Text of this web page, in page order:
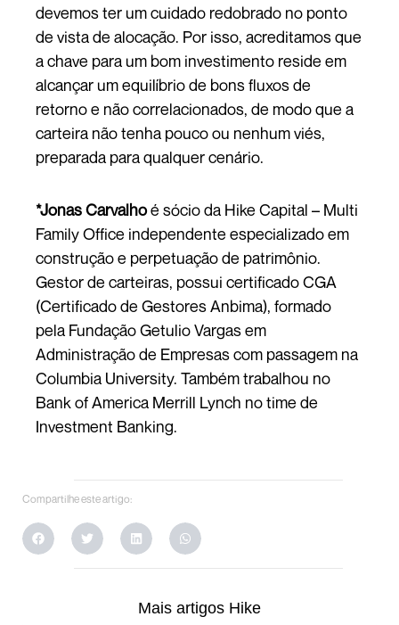
devemos ter um cuidado redobrado no ponto
de vista de alocação. Por isso, acreditamos que
a chave para um bom investimento reside em
alcançar um equilíbrio de bons fluxos de
retorno e não correlacionados, de modo que a
carteira não tenha pouco ou nenhum viés,
preparada para qualquer cenário.
*Jonas Carvalhoé sócio da Hike Capital – Multi
Family Office independente especializado em
construção e perpetuação de patrimônio.
Gestor de carteiras, possui certificado CGA
(Certificado de Gestores Anbima), formado
pela Fundação Getulio Vargas em
Administração de Empresas com passagem na
Columbia University. Também trabalhou no
Bank of America Merrill Lynch no time de
Investment Banking.
Compartilhe este artigo:
Mais artigos Hike